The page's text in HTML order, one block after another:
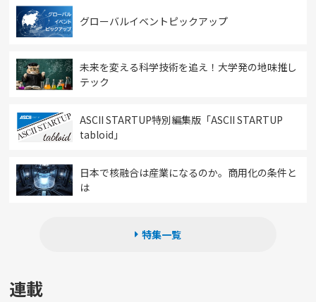
グローバルイベントピックアップ
未来を変える科学技術を追え！大学発の地味推し
テック
ASCII STARTUP特別編集版「ASCII STARTUP
tabloid」
日本で核融合は産業になるのか。商用化の条件と
は
特集一覧
連載